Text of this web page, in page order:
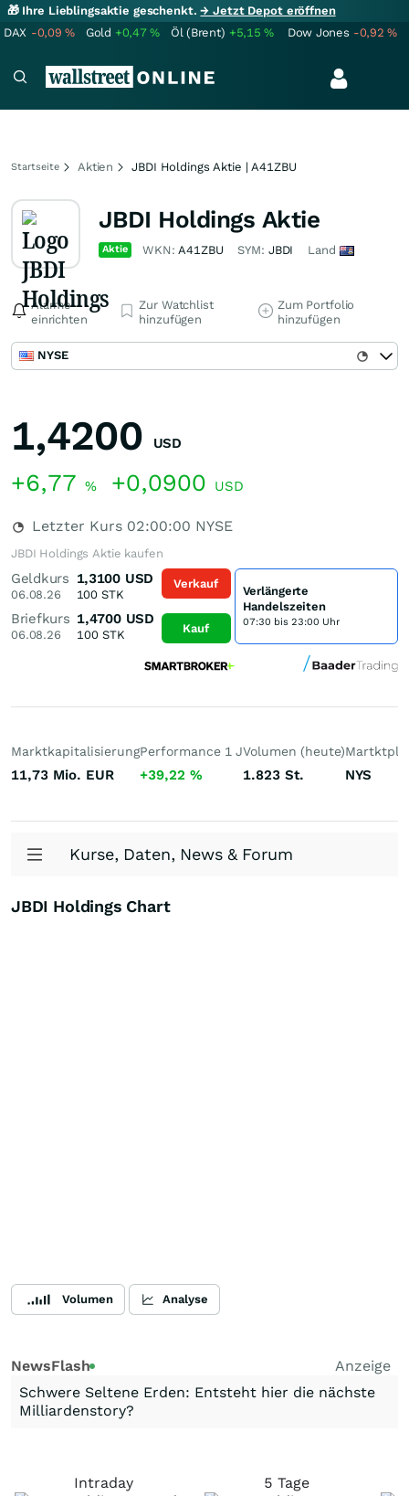
🎁 Ihre Lieblingsaktie geschenkt.→ Jetzt Depot eröffnen
DAX -0,09% Gold +0,47% Öl (Brent) +5,15% Dow Jones -0,92%
Startseite Aktien JBDI Holdings Aktie | A41ZBU
JBDI Holdings Aktie
Aktie WKN:A41ZBU SYM: JBDI Land
Alarme
einrichten
Zur Watchlist
hinzufügen
Zum Portfolio
hinzufügen
NYSE
1,4200 USD
+6,77 % +0,0900 USD
Letzter Kurs 02:00:00 NYSE
JBDI Holdings Aktie kaufen
Geldkurs
06.08.26
1,3100 USD
100 STK
Briefkurs
06.08.26
1,4700 USD
100STK
Verkauf
Kauf
Verlängerte
Handelszeiten
07:30 bis 23:00 Uhr
Marktkapitalisierung
11,73 Mio. EUR
Performance 1 J
+39,22 %
Volumen (heute)
1.823 St. NYS
Kurse, Daten, News & Forum
JBDI Holdings Chart
Volumen Analyse
NewsFlash
Anzeige
Schwere Seltene Erden: Entsteht hier die nächste
Milliardenstory?
Intraday 5 Tage